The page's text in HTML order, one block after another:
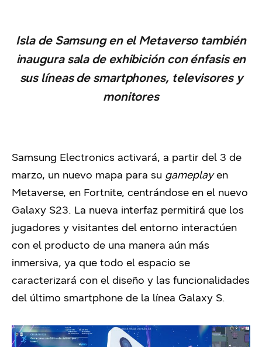
Isla de Samsung en el Metaverso también
inaugura sala de exhibición con énfasis en
sus líneas de smartphones, televisores y
monitores
Samsung Electronics activará, a partir del 3 de
marzo, un nuevo mapa para su gameplayen
Metaverse, en Fortnite, centrándose en el nuevo
Galaxy S23. La nueva interfaz permitirá que los
jugadores y visitantes del entorno interactúen
con el producto de una manera aún más
inmersiva, ya que todo el espacio se
caracterizará con el diseño y las funcionalidades
del último smartphone de la línea Galaxy S.